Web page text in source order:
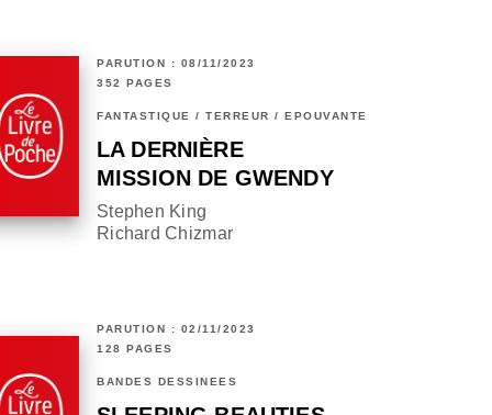
PARUTION : 08/11/2023
352 PAGES
FANTASTIQUE / TERREUR / EPOUVANTE
LA DERNIÈRE
MISSION DE GWENDY
Stephen King
Richard Chizmar
PARUTION : 02/11/2023
128 PAGES
BANDES DESSINÉES